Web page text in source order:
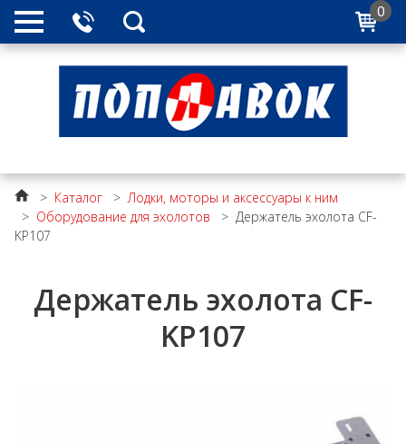
0
> Каталог >Лодки, моторы и аксессуары к ним
> Оборудование для эхолотов > Держатель эхолота CF-
KP107
Держатель эхолота CF-
KP107